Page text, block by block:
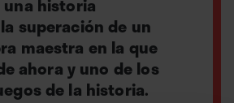
historia
superación de un
maestra en la que
ahora y uno de los
de la historia.